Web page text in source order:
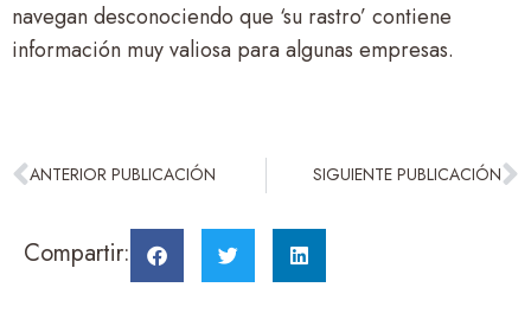
navegan desconociendo que ‘su rastro’ contiene
información muy valiosa para algunas empresas.
ANTERIOR PUBLICACIÓN SIGUIENTE PUBLICACIÓN
Compartir: